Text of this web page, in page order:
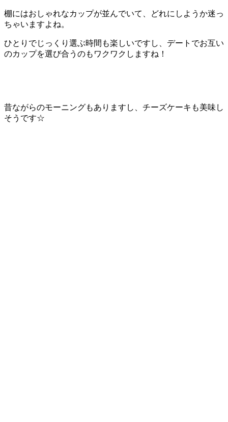
棚にはおしゃれなカップが並んでいて、どれにしようか迷っ
ちゃいますよね。
ひとりでじっくり選ぶ時間も楽しいですし、デートでお互い
のカップを選び合うのもワクワクしますね！
昔ながらのモーニングもありますし、チーズケーキも美味し
そうです☆